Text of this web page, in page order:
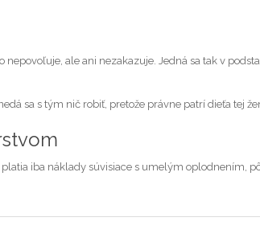
ale ani nezakazuje. Jedná sa tak v
sa s tým nič robiť, pretože právne patrí dieťa tej
iba náklady súvisiace s umelým oplodnením,